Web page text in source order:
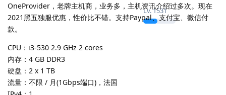
Lv. 1531
OneProvider，老牌主机商，业务多，主机资讯介绍过多次。现在
2021黑五独服优惠，性价比不错。支持Paypal、支付宝、微信付
款。
CPU：i3-530 2.9 GHz 2 cores
内存：4 GB DDR3
硬盘：2 x 1 TB
流量：不限 / 月(1Gbps端口)，法国